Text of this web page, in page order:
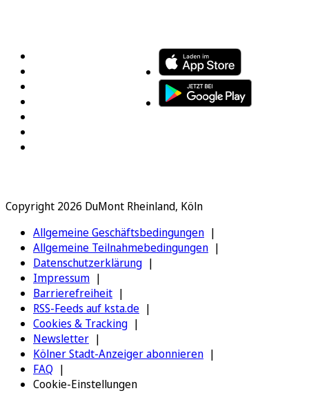
Copyright 2026 DuMont Rheinland, Köln
Allgemeine Geschäftsbedingungen
Allgemeine Teilnahmebedingungen
Datenschutzerklärung
Impressum
Barrierefreiheit
RSS-Feeds auf ksta.de
Cookies & Tracking
Newsletter
Kölner Stadt-Anzeiger abonnieren
FAQ
Cookie-Einstellungen